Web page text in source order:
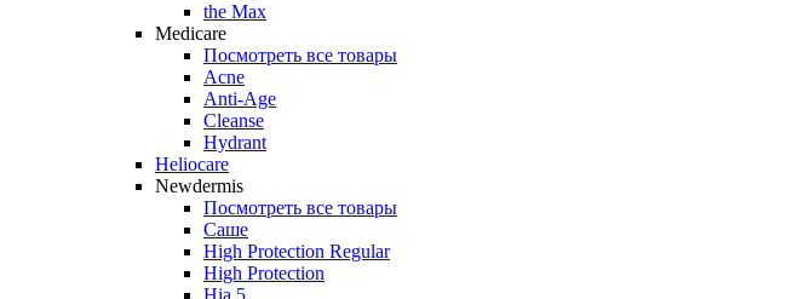
the Max
Medicare
Посмотреть все товары
Acne
Anti‑Age
Cleanse
Hydrant
Heliocare
Newdermis
Посмотреть все товары
Саше
High Protection Regular
High Protection
Hia 5